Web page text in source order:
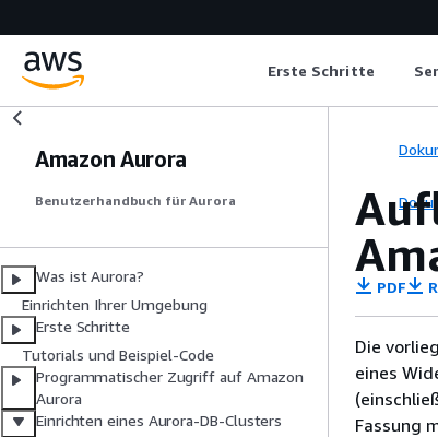
Erste Schritte
Amazon Aurora
Benutzerhandbuch für Aurora
Was ist Aurora?
Einrichten Ihrer Umgebung
Erste Schritte
Tutorials und Beispiel-Code
Programmatischer Zugriff auf Amazon
Aurora
Einrichten eines Aurora-DB-Clusters
PDF
Die
eines
Fassung